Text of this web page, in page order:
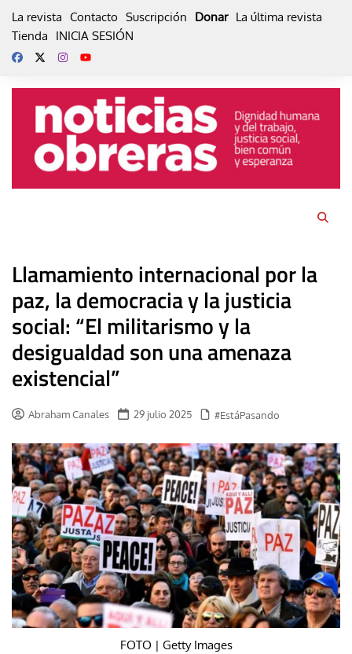
La revista Contacto Suscripción Donar La última revista
Tienda
INICIA SESIÓN
Llamamiento internacional por la
paz, la democracia y la justicia
social: “El militarismo y la
desigualdad son una amenaza
existencial”
Abraham Canales 29 julio 2025 #EstáPasando
FOTO | Getty Images